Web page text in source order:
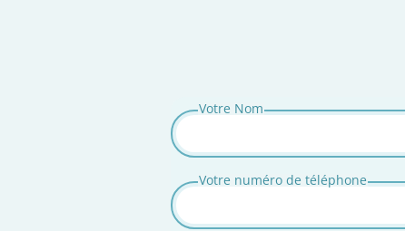
Votre Nom
Votre numéro de téléphone